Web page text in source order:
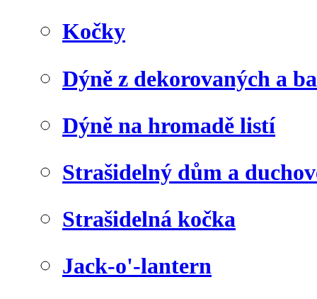
Kočky
Dýně z dekorovaných a
Dýně na hromadě listí
Strašidelný dům a
Strašidelná kočka
Jack-o'-lantern